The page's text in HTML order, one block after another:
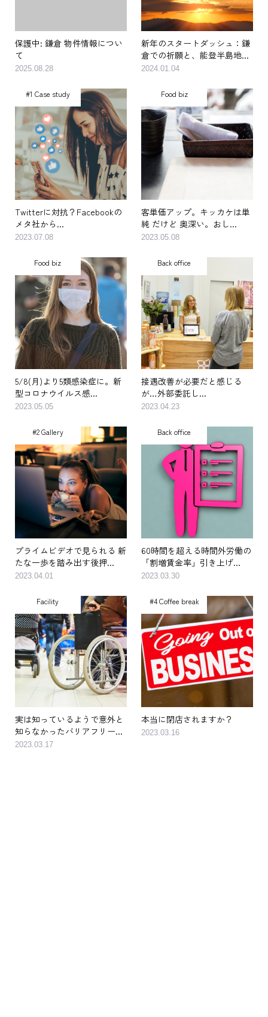
保護中: 鎌倉 物件情報につい
て
2025.08.28
新年のスタートダッシュ：鎌
倉での祈願と、能登半島地...
2024.01.04
#1 Case study
Twitterに対抗？Facebookの
メタ社から...
2023.07.08
Food biz
客単価アップ。キッカケは単
純 だけど 奥深い。おし...
2023.05.08
Food biz
5/8(月)より5類感染症に。新
型コロナウイルス感...
2023.05.05
Back office
接遇改善が必要だと感じる
が…外部委託し...
2023.04.23
#2 Gallery
プライムビデオで見られる 新
たな一歩を踏み出す後押...
2023.04.01
Back office
60時間を超える時間外労働の
「割増賃金率」引き上げ...
2023.03.30
Facility
実は知っているようで意外と
知らなかったバリアフリー...
2023.03.17
#4 Coffee break
本当に閉店されますか？
2023.03.16